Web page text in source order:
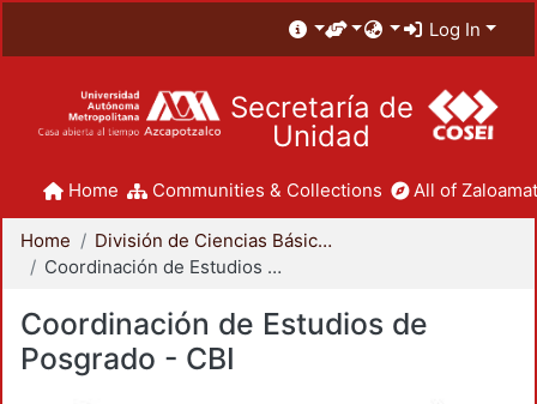
Log In
Secretaría de
Unidad
Home Communities & Collections All of
Home
División de Ciencias Básicas e Ingeniería
Coordinación de Estudios de Posgrado - CBI
Coordinación de Estudios de
Posgrado - CBI